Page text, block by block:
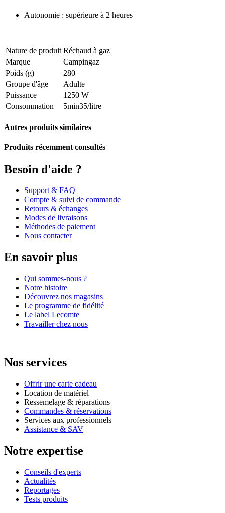
Autonomie : supérieure à 2 heures
Nature de produit Réchaud à gaz
Marque
Campingaz
Poids (g)
280
Groupe d'âge
Adulte
Puissance
1250 W
Consommation
5min35/litre
Autres produits similaires
Produits récemment consultés
Besoin d'aide ?
Support & FAQ
Compte & suivi de commande
Retours & échanges
Modes de livraisons
Méthodes de paiement
Nous contacter
En savoir plus
Qui sommes-nous ?
Notre histoire
Découvrez nos magasins
Le programme de fidélité
Le label Lecomte
Travailler chez nous
Nos services
Offrir une carte cadeau
Location de matériel
Ressemelage & réparations
Commandes & réservations
Services aux professionnels
Assistance & SAV
Notre expertise
Conseils d'experts
Actualités
Reportages
Tests produits